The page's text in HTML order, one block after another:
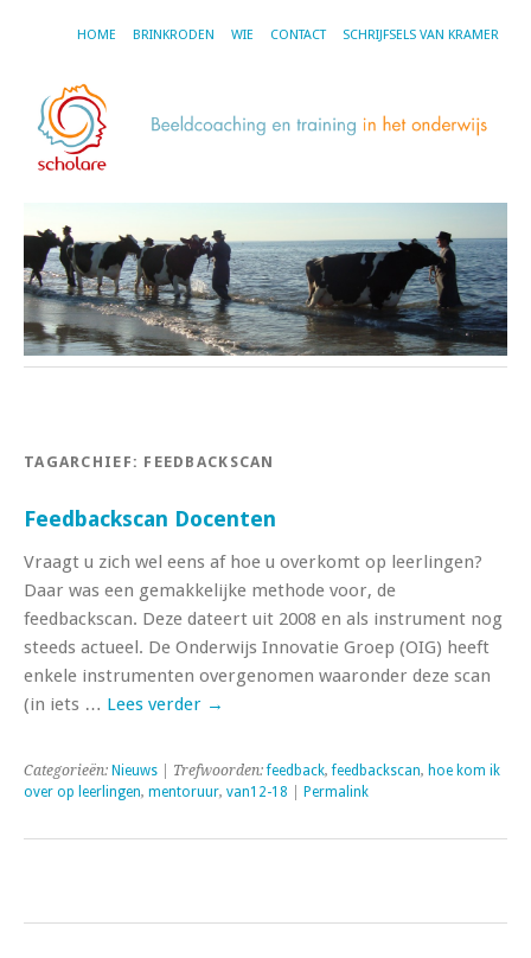
HOME BRINKRODEN WIE CONTACT SCHRIJFSELS VAN KRAMER
TAGARCHIEF: FEEDBACKSCAN
Feedbackscan Docenten
Vraagt u zich wel eens af hoe u overkomt op leerlingen?
Daar was een gemakkelijke methode voor, de
feedbackscan. Deze dateert uit 2008 en als instrument nog
steeds actueel. De Onderwijs Innovatie Groep (OIG) heeft
enkele instrumenten overgenomen waaronder deze scan
(in iets … Lees verder →
Categorieën: Nieuws | Trefwoorden:feedback,feedbackscan, hoe kom ik
over op leerlingen, mentoruur, van12-18 Permalink